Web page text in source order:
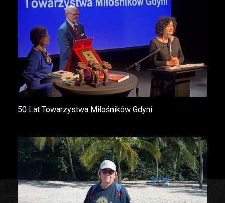
50 Lat Towarzystwa Miłośników Gdyni